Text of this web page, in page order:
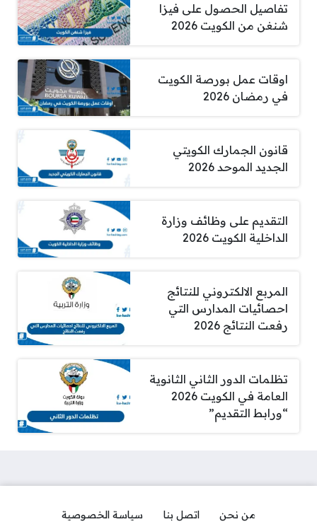
تفاصيل الحصول على فيزا
شنغن من الكويت 2026
اوقات عمل بورصة الكويت
في رمضان 2026
قانون الجمارك الكويتي
الجديد الموحد 2026
التقديم على وظائف وزارة
الداخلية الكويت 2026
المربع الالكتروني للنتائج
احصائيات المدارس التي
رفعت النتائج 2026
تظلمات الدور الثاني الثانوية
العامة في الكويت 2026
“ورابط التقديم”
من نحن اتصل بنا سياسة الخصوصية